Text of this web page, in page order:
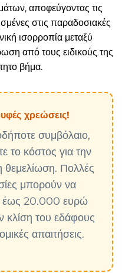
αποφεύγοντας τις
στις παραδοσιακές
ισορροπία μεταξύ
από τους ειδικούς της
βήμα.
χρεώσεις!
συμβόλαιο,
το κόστος για την
θεμελίωση. Πολλές
μπορούν να
έως 20.000 ευρώ
κλίση του εδάφους
απαιτήσεις.